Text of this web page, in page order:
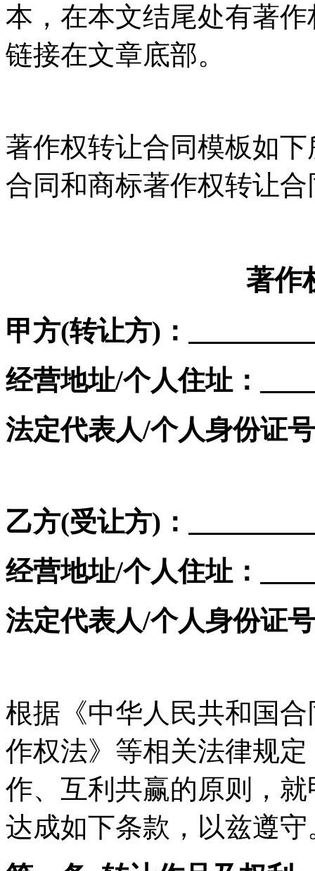
本，在本文结尾处有著
链接在文章底部。
著作权转让合同模板如
合同和商标著作权转让
著作
甲方(转让方)：
经营地址/个人住址：
法定代表人/个人身份证
乙方(受让方)：
经营地址/个人住址：
法定代表人/个人身份证
根据《中华人民共和国
作权法》等相关法律规
作、互利共赢的原则，
达成如下条款，以兹遵守